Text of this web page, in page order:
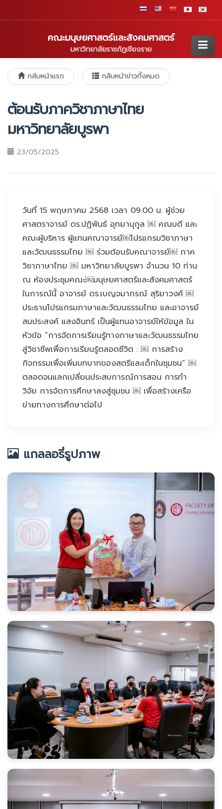
คณะมนุษยศาสตร์และสังคมศาสตร์
มหาวิทยาลัยราชภัฏเชียงราย
กลับหน้าแรก กลับหน้าข่าวทั้งหมด
ต้อนรับภาควิชาภาษาไทย
มหาวิทยาลัยบูรพา
23/05/2025
วันที่ 15 พฤษภาคม 2568 เวลา 09.00 น. ผู้ช่วย
ศาสตราจารย์ ดร.ปฏิพันธ์ อุทยานุกูล ￼ คณบดี และ
คณะผู้บริหาร ผู้แทนคณาจารย์￼โปรแกรมวิชาภาษา
และวัฒนธรรมไทย ￼ ร่วมต้อนรับคณาจารย์￼ ภาค
วิชาภาษาไทย ￼ มหาวิทยาลัยบูรพา จำนวน 10 ท่าน
ณ ห้องประชุมคณะ￼มนุษยศาสตร์และสังคมศาสตร์
ในการณ์นี้ อาจารย์ ดร.เบญจมาภรณ์ สุริยาวงศ์ ￼
ประธานโปรแกรมภาษาและวัฒนธรรมไทย และอาจารย์
สมประสงค์ แสงอินทร์ เป็นผู้แทนอาจารย์ให้ข้อมูล ใน
หัวข้อ “การจัดการเรียนรู้ทางภาษาและวัฒนธรรมไทย
สู่วิชาชีพเพื่อการเรียนรู้ตลอดชีวิต : ￼ การสร้าง
กิจกรรมเพื่อเพิ่มบทบาทของสตรีและเด็กในชุมชน” ￼
ตลอดจนแลกเปลี่ยนประสบการณ์การสอน การทำ
วิจัย การจัดการศึกษาลงสู่ชุมชน ￼ เพื่อสร้างเครือ
ข่ายทางการศึกษาต่อไป
แกลลอรี่รูปภาพ